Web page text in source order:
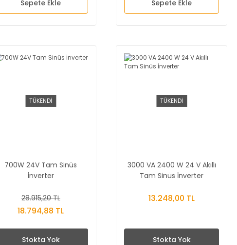
Sepete Ekle Sepete Ekle
TÜKENDİ
700W 24V Tam Sinüs
İnverter
28.915,20 TL
18.794,88 TL
Stokta Yok
TÜKENDİ
3000 VA 2400 W 24 V Akıllı
Tam Sinüs İnverter
13.248,00 TL
Stokta Yok